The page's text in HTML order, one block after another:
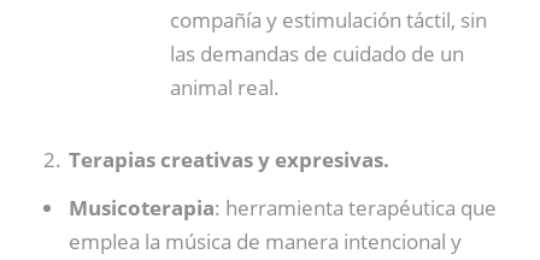
compañía y estimulación táctil, sin
las demandas de cuidado de un
animal real.
Terapias creativas y expresivas.
Musicoterapia: herramienta terapéutica que
emplea la música de manera intencional y